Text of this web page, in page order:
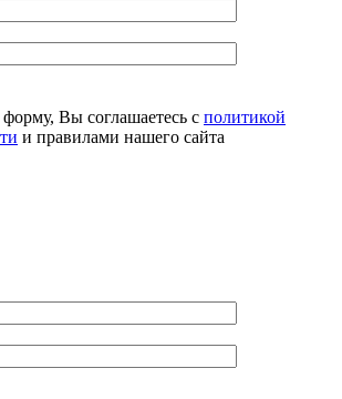
Вы соглашаетесь с политикой
и правилами нашего сайта